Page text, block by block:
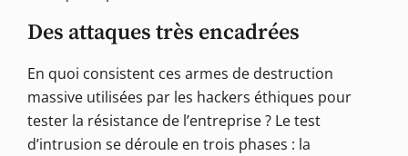
Des attaques très encadrées
En quoi consistent ces armes de destruction
massive utilisées par les hackers éthiques pour
tester la résistance de l’entreprise ? Le test
d’intrusion se déroule en trois phases : la